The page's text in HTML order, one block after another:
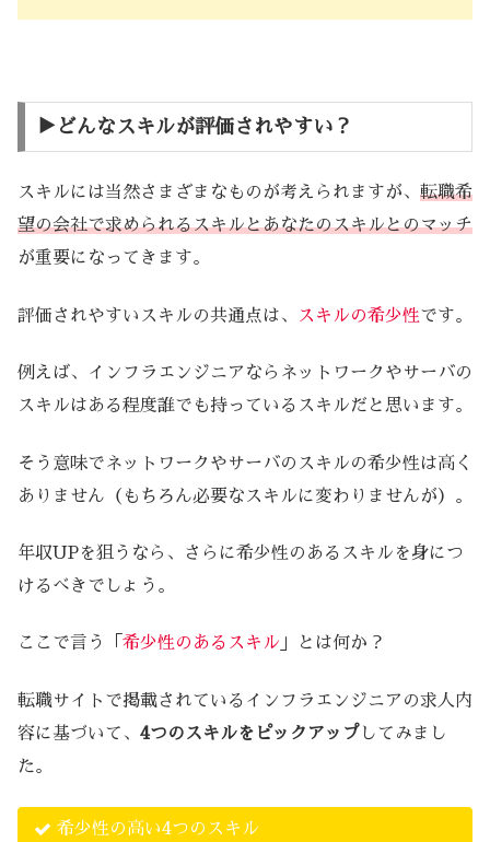
▶︎どんなスキルが評価されやすい？
スキルには当然さまざまなものが考えられますが、 転職希
望の会社で求められるスキルとあなたのスキルとのマッチ
が重要になってきます。
評価されやすいスキルの共通点は、 スキルの希少性です。
例えば、インフラエンジニアならネットワークやサーバの
スキルはある程度誰でも持っているスキルだと思います。
そう意味でネットワークやサーバのスキルの希少性は高く
ありません（もちろん必要なスキルに変わりませんが）。
年収UPを狙うなら、さらに希少性のあるスキルを身につ
けるべきでしょう。
ここで言う「 希少性のあるスキル 」とは何か？
転職サイトで掲載されているインフラエンジニアの求人内
容に基づいて、 4つのスキルをピックアップ してみまし
た。
希少性の高い4つのスキル